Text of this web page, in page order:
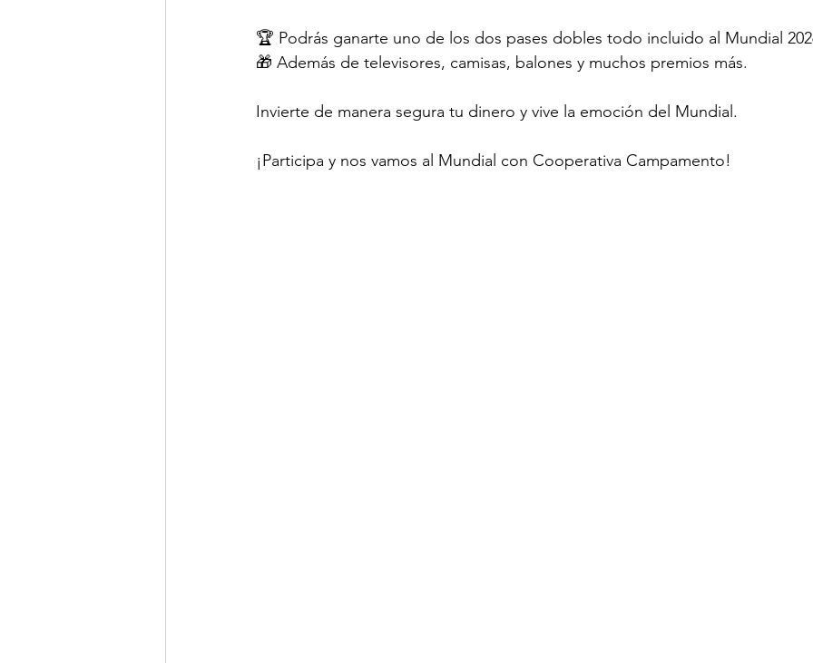
🏆 Podrás ganarte uno de los dos pases dobles todo incluido al Mundial
🎁 Además de televisores, camisas, balones y muchos premios más.
Invierte de manera segura tu dinero y vive la emoción del Mundial.
¡Participa y nos vamos al Mundial con Cooperativa Campamento!